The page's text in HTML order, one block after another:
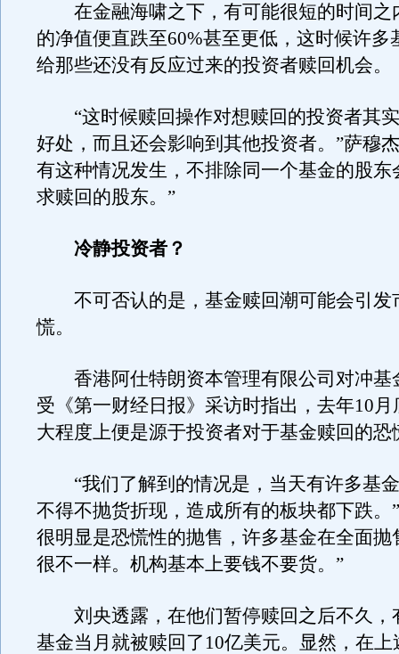
在金融海啸之下，有可能很短的时间之
的净值便直跌至60%甚至更低，这时候许多
给那些还没有反应过来的投资者赎回机会。
“这时候赎回操作对想赎回的投资者其
好处，而且还会影响到其他投资者。”萨穆
有这种情况发生，不排除同一个基金的股东
求赎回的股东。”
冷静投资者？
不可否认的是，基金赎回潮可能会引发
慌。
香港阿仕特朗资本管理有限公司对冲基
受《第一财经日报》采访时指出，去年10
大程度上便是源于投资者对于基金赎回的恐
“我们了解到的情况是，当天有许多基
不得不抛货折现，造成所有的板块都下跌。
很明显是恐慌性的抛售，许多基金在全面抛
很不一样。机构基本上要钱不要货。”
刘央透露，在他们暂停赎回之后不久，
基金当月就被赎回了10亿美元。显然，在